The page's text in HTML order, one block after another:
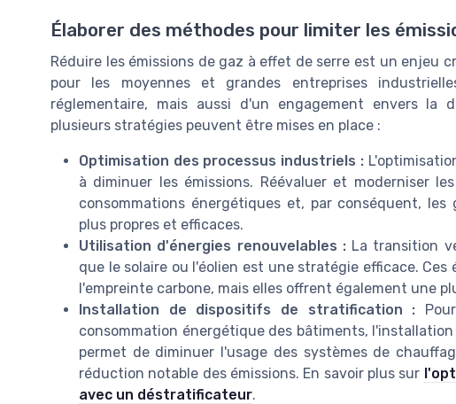
Élaborer des méthodes pour limiter les
Réduire les émissions de gaz à effet de serre est un enjeu
pour les moyennes et grandes entreprises
réglementaire, mais aussi d'un engagement envers la
plusieurs stratégies peuvent être mises en place :
Optimisation des processus industriels :
à diminuer les émissions. Réévaluer et moderniser
consommations énergétiques et, par conséquent,
plus propres et efficaces.
Utilisation d'énergies renouvelables :La transition
que le solaire ou l'éolien est une stratégie efficace.
l'empreinte carbone, mais elles offrent également une
Installation de dispositifs de stratification :
consommation énergétique des bâtiments,
permet de diminuer l'usage des systèmes de
réduction notable des émissions. En savoir plus sur
avec un déstratificateur.